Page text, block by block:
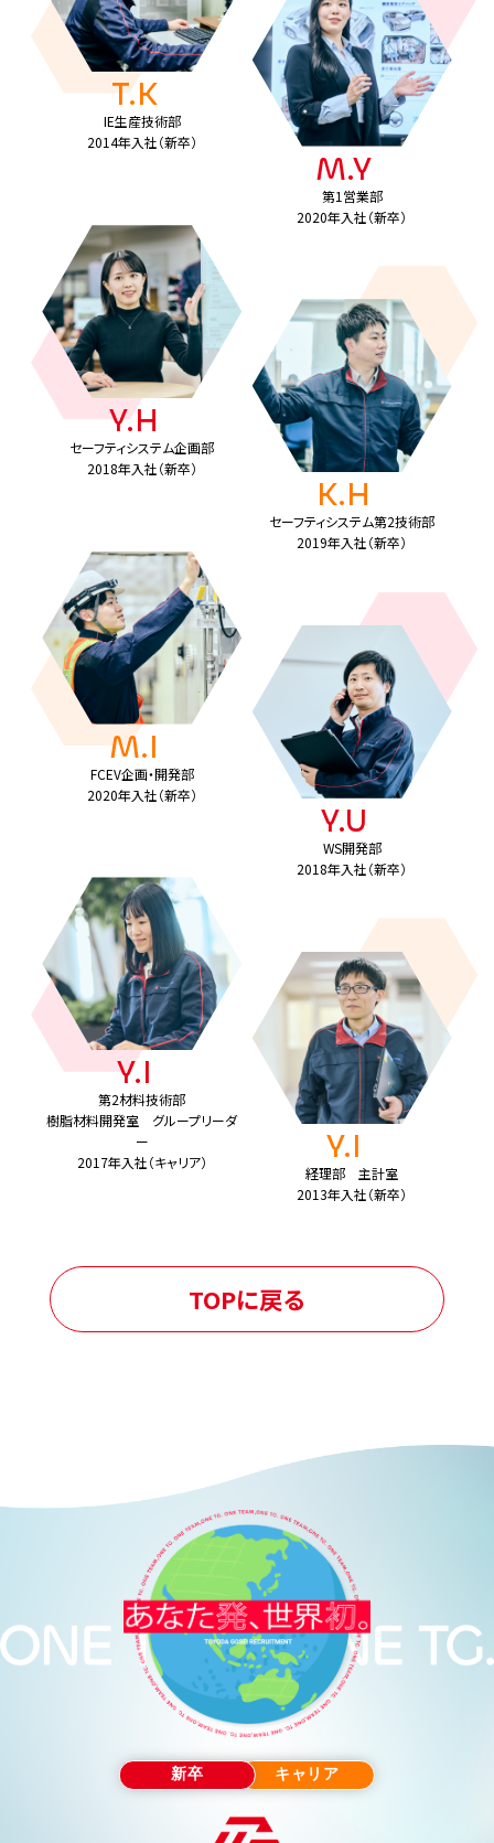
教育・キャリア
働きやすさのために
サステナビリティ
T.K
IE生産技術部
2014年入社（新卒）
M.Y
第1営業部
2020年入社（新卒）
Y.H
セーフティシステム企画部
2018年入社（新卒）
K.H
セーフティシステム第2技術部
2019年入社（新卒）
M.I
FCEV企画・開発部
2020年入社（新卒）
Y.U
WS開発部
2018年入社（新卒）
Y.I
第2材料技術部
樹脂材料開発室 グループリーダ
ー
2017年入社（キャリア）
Y.I
経理部 主計室
2013年入社（新卒）
TOPに戻る
新卒 キャリア